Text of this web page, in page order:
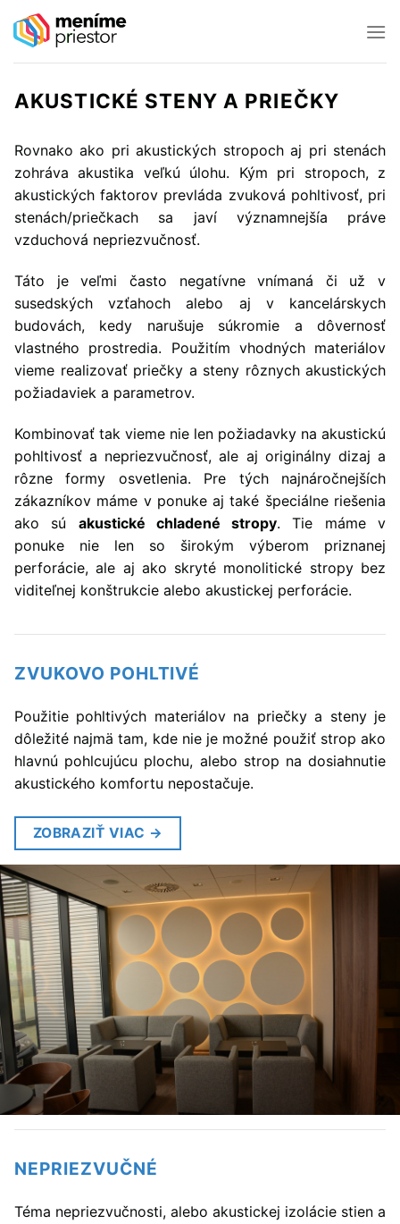
Preskočiť
na
AKUSTICKÉ STENY A PRIEČKY
Rovnako ako pri akustických stropoch aj pri stenách
zohráva akustika veľkú úlohu. Kým pri stropoch, z
akustických faktorov prevláda zvuková pohltivosť, pri
stenách/priečkach sa javí významnejšía práve
vzduchová nepriezvučnosť.
Táto je veľmi často negatívne vnímaná či už v
susedských vzťahoch alebo aj v kancelárskych
budovách, kedy narušuje súkromie a dôvernosť
vlastného prostredia. Použitím vhodných materiálov
vieme realizovať priečky a steny rôznych akustických
požiadaviek a parametrov.
Kombinovať tak vieme nie len požiadavky na akustickú
pohltivosť a nepriezvučnosť, ale aj originálny dizaj a
rôzne formy osvetlenia. Pre tých najnáročnejších
zákazníkov máme v ponuke aj také špeciálne riešenia
ako sú akustické chladené stropy. Tie máme v
ponuke nie len so širokým výberom priznanej
perforácie, ale aj ako skryté monolitické stropy bez
viditeľnej konštrukcie alebo akustickej perforácie.
ZVUKOVO POHLTIVÉ
Použitie pohltivých materiálov na priečky a steny je
dôležité najmä tam, kde nie je možné použiť strop ako
hlavnú pohlcujúcu plochu, alebo strop na dosiahnutie
akustického komfortu nepostačuje.
ZOBRAZIŤ VIAC →
NEPRIEZVUČNÉ
Téma nepriezvučnosti, alebo akustickej izolácie stien a